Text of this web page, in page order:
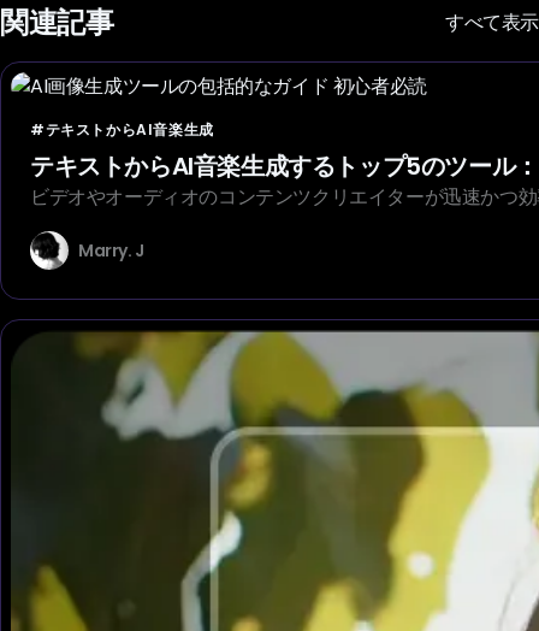
関連記事 すべて表示
#テキストからAI音楽生成
テキストからAI音楽生成するトップ5のツール
ビデオやオーディオのコンテンツクリエイターが迅速かつ
Marry. J